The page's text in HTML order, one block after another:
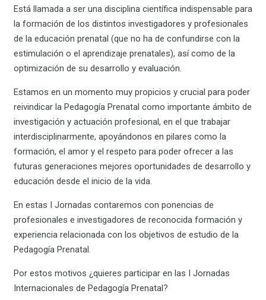
Está llamada a ser una disciplina científica indispensable para
la formación de los distintos investigadores y profesionales
de la educación prenatal (que no ha de confundirse con la
estimulación o el aprendizaje prenatales), así como de la
optimización de su desarrollo y evaluación.
Estamos en un momento muy propicios y crucial para poder
reivindicar la Pedagogía Prenatal como importante ámbito de
investigación y actuación profesional, en el que trabajar
interdisciplinarmente, apoyándonos en pilares como la
formación, el amor y el respeto para poder ofrecer a las
futuras generaciones mejores oportunidades de desarrollo y
educación desde el inicio de la vida.
En estas I Jornadas contaremos con ponencias de
profesionales e investigadores de reconocida formación y
experiencia relacionada con los objetivos de estudio de la
Pedagogía Prenatal.
Por estos motivos ¿quieres participar en las I Jornadas
Internacionales de Pedagogía Prenatal?